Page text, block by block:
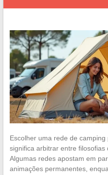
Escolher uma rede de
significa arbitrar entre filosofias
Algumas redes apostam em
animações permanentes,